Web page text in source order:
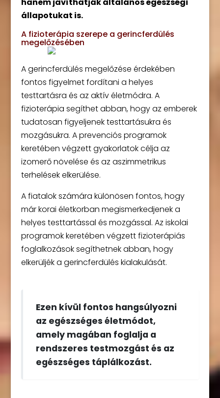
állapotukat is.
A fizioterápia szerepe a gerincferdülés
megelőzésében
A gerincferdülés megelőzése érdekében
fontos figyelmet fordítani a helyes
testtartásra és az aktív életmódra. A
fizioterápia segíthet abban, hogy az emberek
tudatosan figyeljenek testtartásukra és
mozgásukra. A prevenciós programok
keretében végzett gyakorlatok célja az
izomerő növelése és az aszimmetrikus
terhelések elkerülése.
A fiatalok számára különösen fontos, hogy
már korai életkorban megismerkedjenek a
helyes testtartással és mozgással. Az iskolai
programok keretében végzett fizioterápiás
foglalkozások segíthetnek abban, hogy
elkerüljék a gerincferdülés kialakulását.
Ezen kívül fontos hangsúlyozni
az egészséges életmódot,
amely magában foglalja a
rendszeres testmozgást és az
egészséges táplálkozást.